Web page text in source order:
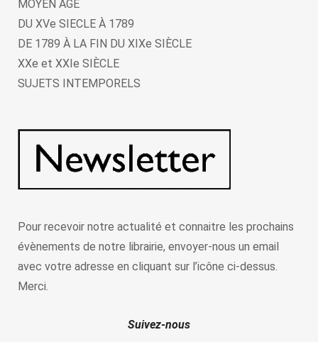
MOYEN ÂGE
DU XVe SIECLE À 1789
DE 1789 À LA FIN DU XIXe SIÈCLE
XXe et XXIe SIÈCLE
SUJETS INTEMPORELS
Pour recevoir notre actualité et connaitre les prochains
évènements de notre librairie, envoyer-nous un email
avec votre adresse en cliquant sur l’icône ci-dessus.
Merci.
Suivez-nous